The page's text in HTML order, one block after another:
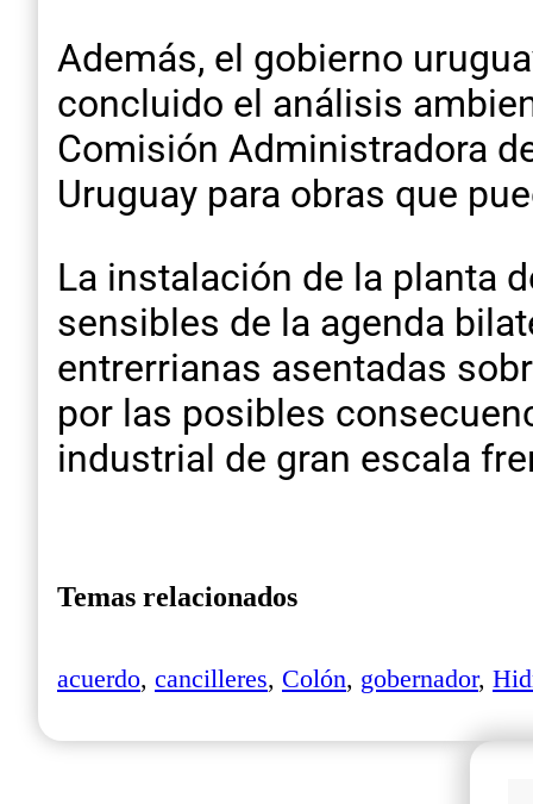
Además, el gobierno
concluido el análisis
Comisión Administradora
Uruguay para obras que
La instalación de la planta
sensibles de la agenda
entrerrianas asentadas
por las posibles
industrial de gran escala
Temas relacionados
acuerdo, cancilleres, Colón, gobernador,